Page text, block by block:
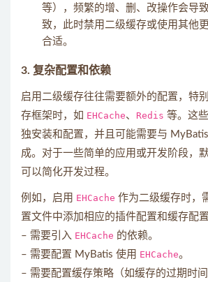
等），频繁的增、删、改操作会导
致，此时禁用二级缓存或使用其他
合适。
3. 复杂配置和依赖
启用二级缓存往往需要额外的配置，特
存框架时，如 EHCache、 Redis 等。这
独安装和配置，并且可能需要与
成。对于一些简单的应用或开发阶段，
可以简化开发过程。
例如，启用 EHCache 作为二级缓存时，
置文件中添加相应的插件配置和缓存配置
– 需要引入 EHCache 的依赖。
– 需要配置 MyBatis 使用 EHCache。
– 需要配置缓存策略（如缓存的过期时间